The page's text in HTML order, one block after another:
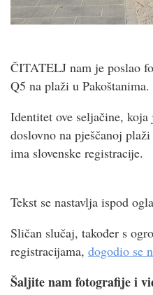
ČITATELJ nam je poslao
Q5 na plaži u Pakoštanima.
Identitet ove seljačine,
doslovno na pješčanoj
ima slovenske registracije.
Tekst se nastavlja ispod
Sličan slučaj, također s
registracijama, dogodio se
Šaljite nam fotografije i